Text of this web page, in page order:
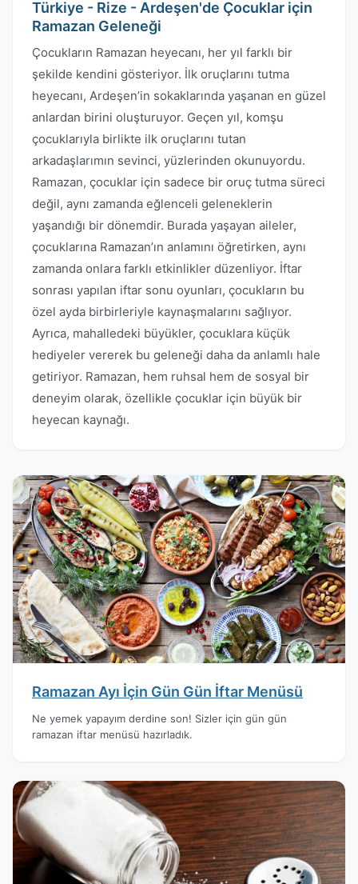
Türkiye - Rize - Ardeşen'de Çocuklar için
Ramazan Geleneği
Çocukların Ramazan heyecanı, her yıl farklı bir
şekilde kendini gösteriyor. İlk oruçlarını tutma
heyecanı, Ardeşen’in sokaklarında yaşanan en güzel
anlardan birini oluşturuyor. Geçen yıl, komşu
çocuklarıyla birlikte ilk oruçlarını tutan
arkadaşlarımın sevinci, yüzlerinden okunuyordu.
Ramazan, çocuklar için sadece bir oruç tutma süreci
değil, aynı zamanda eğlenceli geleneklerin
yaşandığı bir dönemdir. Burada yaşayan aileler,
çocuklarına Ramazan’ın anlamını öğretirken, aynı
zamanda onlara farklı etkinlikler düzenliyor. İftar
sonrası yapılan iftar sonu oyunları, çocukların bu
özel ayda birbirleriyle kaynaşmalarını sağlıyor.
Ayrıca, mahalledeki büyükler, çocuklara küçük
hediyeler vererek bu geleneği daha da anlamlı hale
getiriyor. Ramazan, hem ruhsal hem de sosyal bir
deneyim olarak, özellikle çocuklar için büyük bir
heyecan kaynağı.
Ramazan Ayı İçin Gün Gün İftar Menüsü
Ne yemek yapayım derdine son! Sizler için gün gün
ramazan iftar menüsü hazırladık.